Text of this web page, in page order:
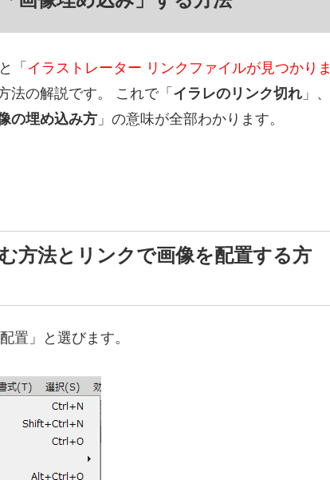
「 イラストレーター リンクファイルが見つかりま
法の解説です。 これで「 イラレのリンク切れ 」、
の埋め込み方 」の意味が全部わかります。
方法とリンクで画像を配置する方
置」と選びます。